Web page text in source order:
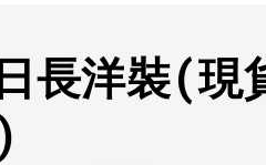
長洋裝(現